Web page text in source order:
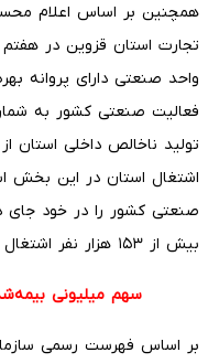
همچنین بر اساس اعلام
واحد صنعتی دارای پروانه
اشتغال استان در این بخش
صنعتی کشور را در خود جای
بیش از ۱۵۳ هزار نفر اشتغال مستقیم ایجاد کرده‌اند.
سهم میلیونی
بر اساس فهرست رسمی